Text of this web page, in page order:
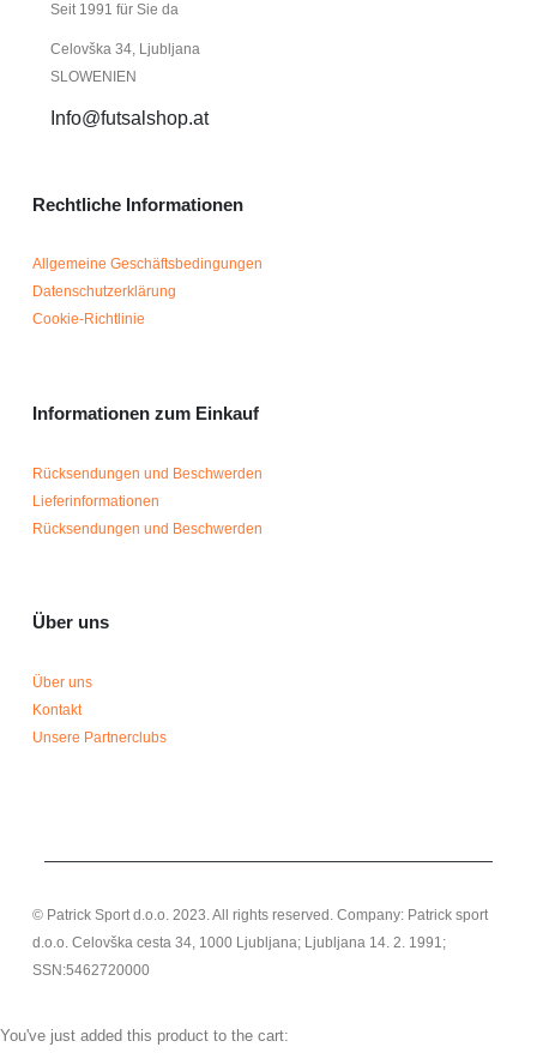
Seit 1991 für Sie da
Celovška 34, Ljubljana
SLOWENIEN
Info@futsalshop.at
Rechtliche Informationen
Allgemeine Geschäftsbedingungen
Datenschutzerklärung
Cookie-Richtlinie
Informationen zum Einkauf
Rücksendungen und Beschwerden
Lieferinformationen
Rücksendungen und Beschwerden
Über uns
Über uns
Kontakt
Unsere Partnerclubs
© Patrick Sport d.o.o. 2023. All rights reserved. Company: Patrick sport
d.o.o. Celovška cesta 34, 1000 Ljubljana; Ljubljana 14. 2. 1991;
SSN:5462720000
You've just added this product to the cart: